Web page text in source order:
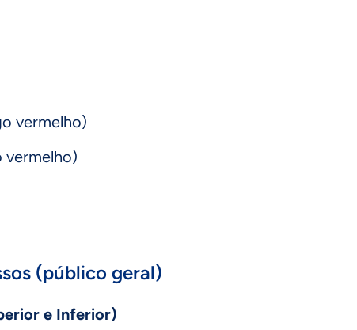
vermelho)
vermelho)
(público geral)
e Inferior)